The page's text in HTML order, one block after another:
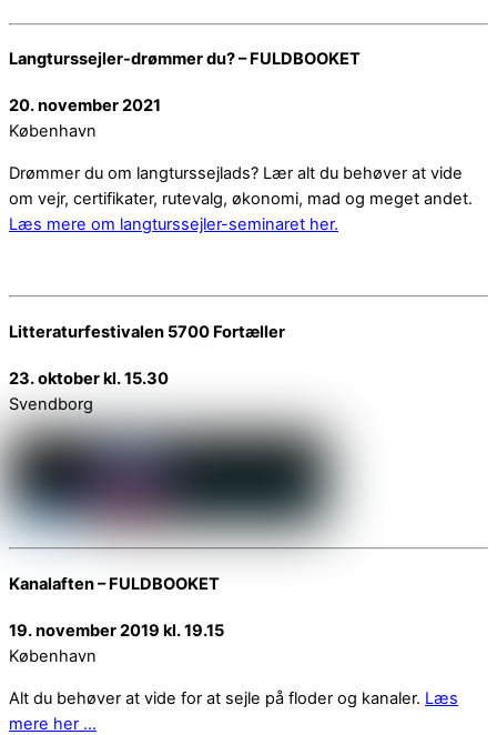
Langturssejler-drømmer du? – FULDBOOKET
20. november 2021
København
Drømmer du om langturssejlads? Lær alt du behøver at vide
om vejr, certifikater, rutevalg, økonomi, mad og meget andet.
Læs mere om langturssejler-seminaret her.
Litteraturfestivalen 5700 Fortæller
23. oktober kl. 15.30
Svendborg
Kanalaften – FULDBOOKET
19. november 2019 kl. 19.15
København
Alt du behøver at vide for at sejle på floder og kanaler. Læs
mere her …